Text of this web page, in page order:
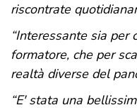
riscontrate
“Interessante sia per
formatore, che per
realtà diverse del
“E' stata una